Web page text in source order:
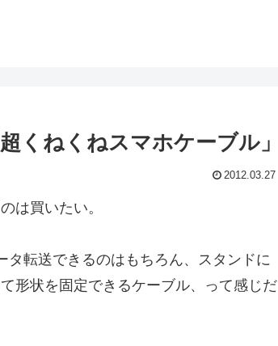
くねくねスマホケーブル」
2012.03.27
は買いたい。
転送できるのはもちろん、スタンドに
形状を固定できるケーブル、って感じだ